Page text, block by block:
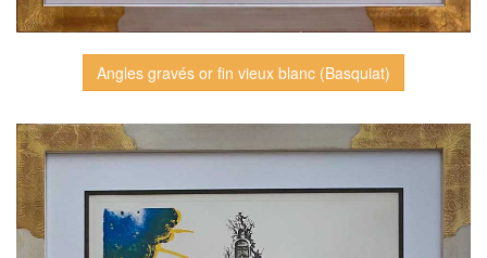
Angles gravés or fin vieux blanc (Basquiat)